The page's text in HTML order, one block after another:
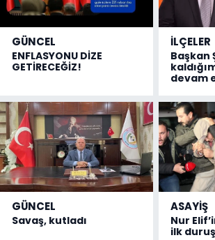
GÜNCEL
ENFLASYONU DİZE
GETİRECEĞİZ!
İLÇELER
Başkan
devam
GÜNCEL
Savaş, kutladı
ASAYİŞ
Nur
ilk